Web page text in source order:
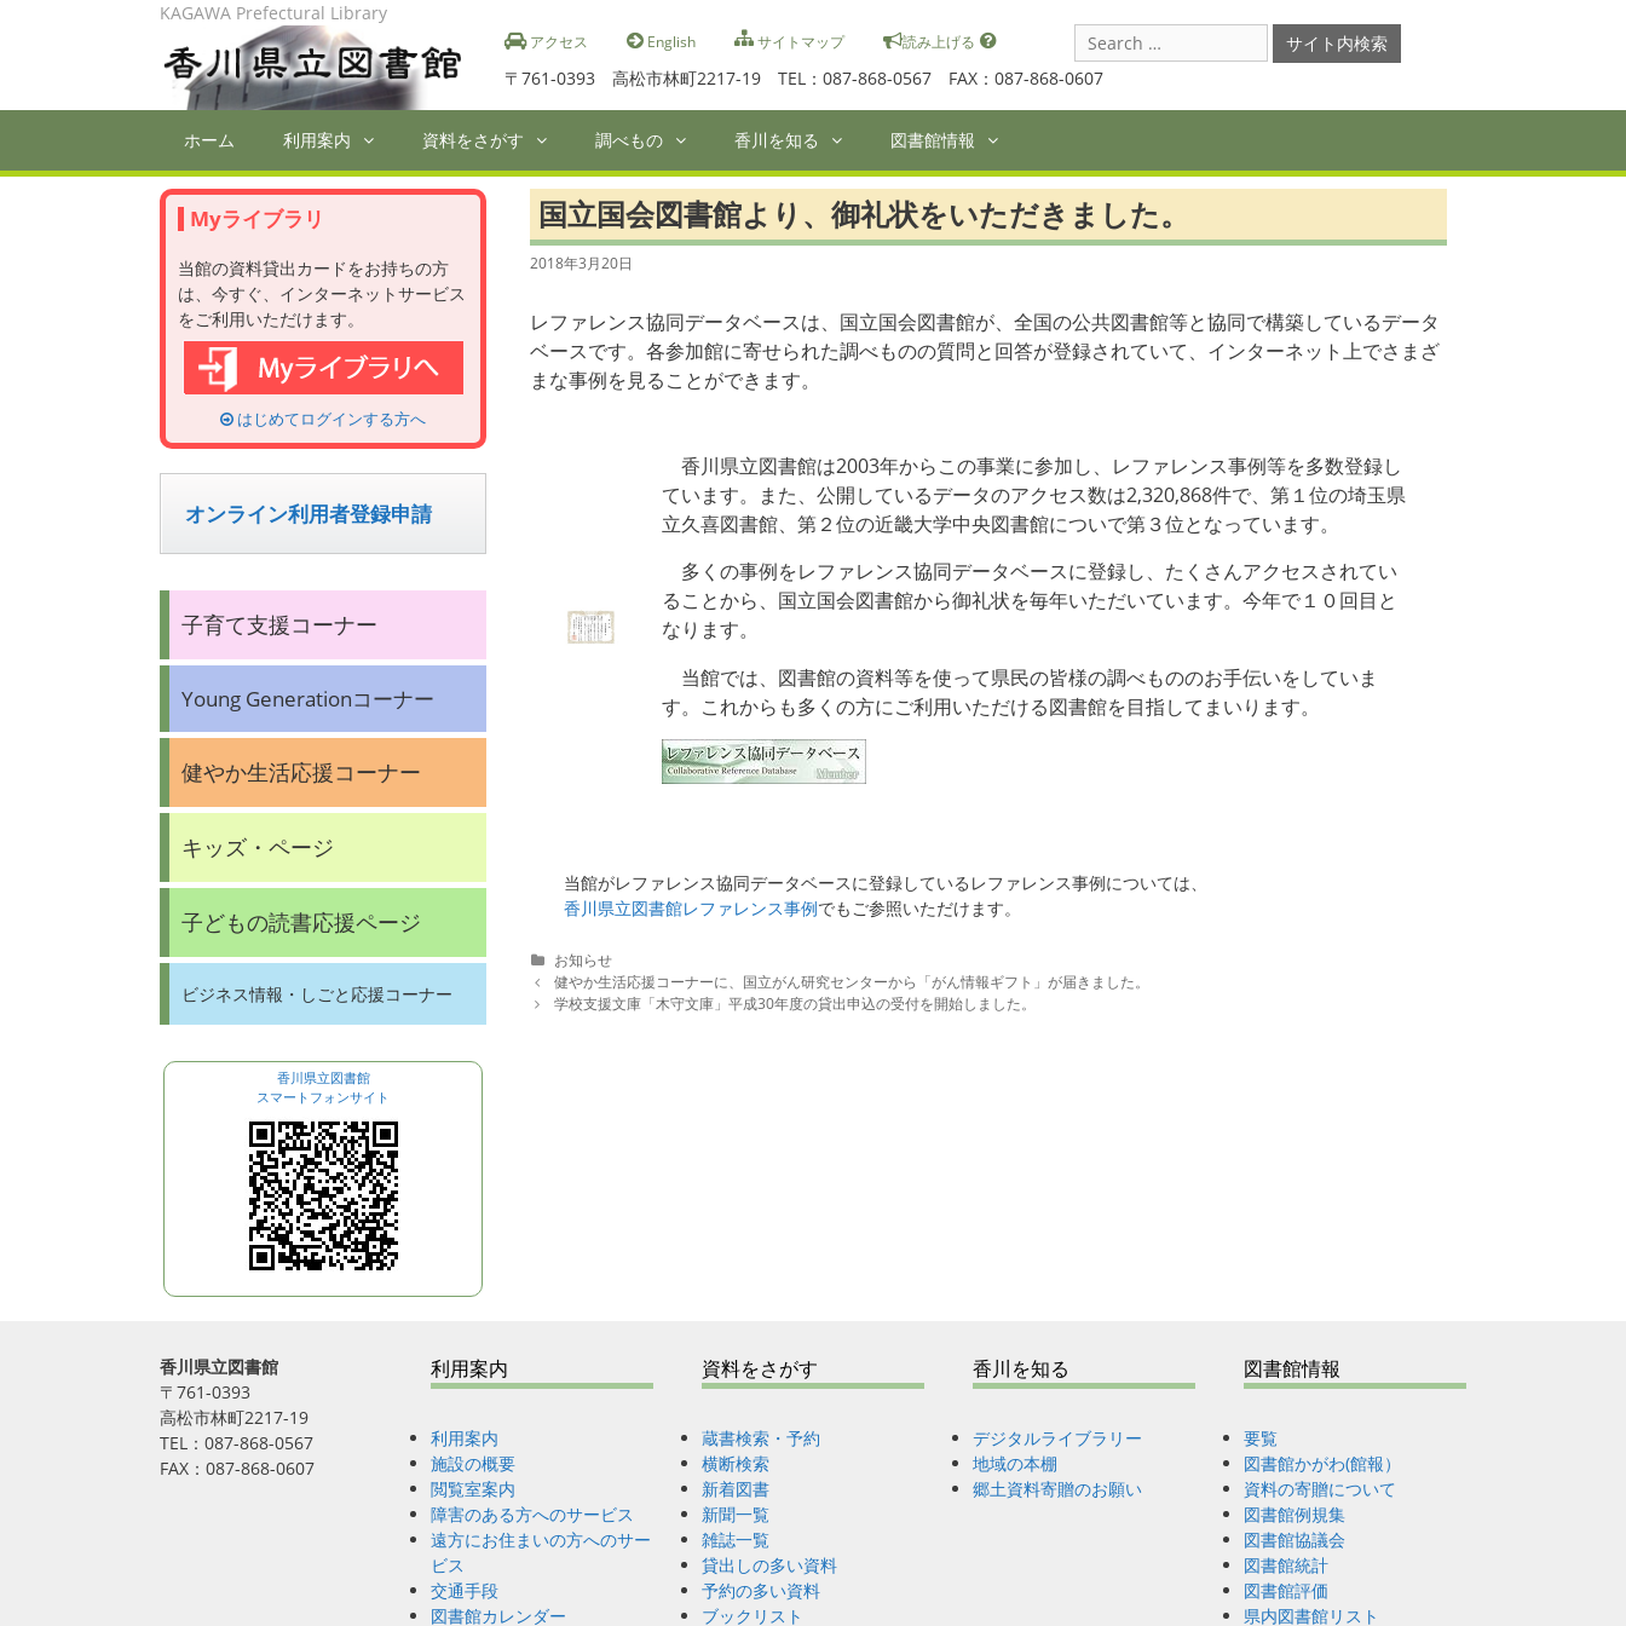
アクセス English サイトマップ 読み上げる
〒761-0393 高松市林町2217-19 TEL：087-868-0567 FAX：087-868-0607
KAGAWA Prefectural Library
Search
for:
ホーム 利用案内 資料をさがす 調べもの 香川を知る 図書館情報
国立国会図書館より、御礼状をいただきました。
2018年3月20日
レファレンス協同データベースは、国立国会図書館が、全国の公共図書館等と協同で構築しているデータ
ベースです。各参加館に寄せられた調べものの質問と回答が登録されていて、インターネット上でさまざ
まな事例を見ることができます。
香川県立図書館は2003年からこの事業に参加し、レファレンス事例等を多数登録し
ています。また、公開しているデータのアクセス数は2,320,868件で、第１位の埼玉県
立久喜図書館、第２位の近畿大学中央図書館についで第３位となっています。
多くの事例をレファレンス協同データベースに登録し、たくさんアクセスされてい
ることから、国立国会図書館から御礼状を毎年いただいています。今年で１０回目と
なります。
当館では、図書館の資料等を使って県民の皆様の調べもののお手伝いをしていま
す。これからも多くの方にご利用いただける図書館を目指してまいります。
当館がレファレンス協同データベースに登録しているレファレンス事例については、
香川県立図書館レファレンス事例でもご参照いただけます。
C
a
t
お知らせ
P
o
健やか生活応援コーナーに、国立がん研究センターから「がん情報ギフト」が届きました。
学校支援文庫「木守文庫」平成30年度の貸出申込の受付を開始しました。
Myライブラリ
当館の資料貸出カードをお持ちの方
は、今すぐ、インターネットサービス
をご利用いただけます。
はじめてログインする方へ
オンライン利用者登録申請
子育て支援コーナー
Young Generationコーナー
健やか生活応援コーナー
キッズ・ページ
子どもの読書応援ページ
ビジネス情報・しごと応援コーナー
香川県立図書館
スマートフォンサイト
香川県立図書館
〒761-0393
高松市林町2217-19
TEL：087-868-0567
FAX：087-868-0607
利用案内
利用案内
施設の概要
閲覧室案内
障害のある方へのサービス
遠方にお住まいの方へのサー
ビス
交通手段
図書館カレンダー
資料をさがす
蔵書検索・予約
横断検索
新着図書
新聞一覧
雑誌一覧
貸出しの多い資料
予約の多い資料
ブックリスト
香川を知る
デジタルライブラリー
地域の本棚
郷土資料寄贈のお願い
図書館情報
要覧
図書館かがわ(館報）
資料の寄贈について
図書館例規集
図書館協議会
図書館統計
図書館評価
県内図書館リスト